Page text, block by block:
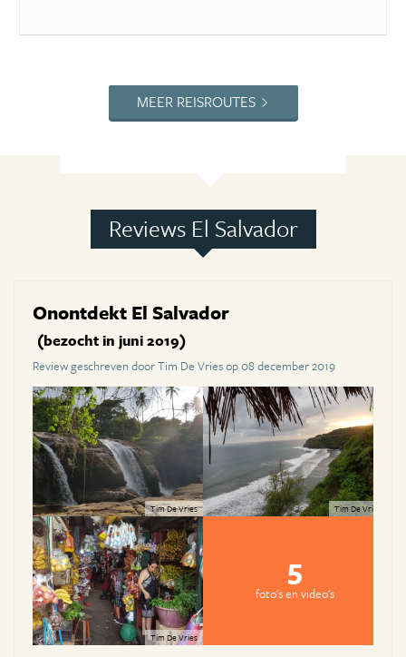
MEER REISROUTES
Reviews El Salvador
Onontdekt El Salvador
(bezocht in juni 2019)
Review geschreven door Tim De Vries op 08 december 2019
Tim De Vries Tim De Vries
Tim De Vries
5
foto's en video's